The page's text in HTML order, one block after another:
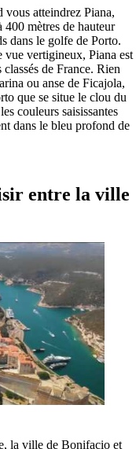
vous atteindrez Piana,
400 mètres de hauteur
dans le golfe de Porto.
vue vertigineux, Piana est
de France. Rien
ou anse de Ficajola,
que se situe le clou du
couleurs saisissantes
dans le bleu profond de
entre la ville
la ville de Bonifacio et